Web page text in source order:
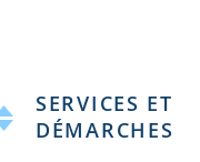
principalSERVICES ET
DÉMARCHES